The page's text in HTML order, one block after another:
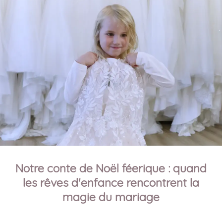
Notre conte de Noël féerique : quand
les rêves d'enfance rencontrent la
magie du mariage